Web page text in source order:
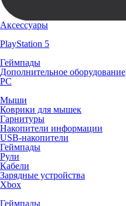
Аксессуары
PlayStation 5
Геймпады
Дополнительное оборудование
PC
Мыши
Коврики для мышек
Гарнитуры
Накопители информации
USB-накопители
Геймпады
Рули
Кабели
Зарядные устройства
Xbox
Геймпады